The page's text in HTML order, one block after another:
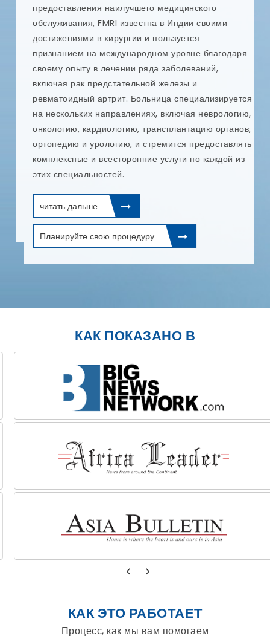
предоставления наилучшего медицинского
обслуживания, FMRI известна в Индии своими
достижениями в хирургии и пользуется
признанием на международном уровне благодаря
своему опыту в лечении ряда заболеваний,
включая рак предстательной железы и
ревматоидный артрит. Больница специализируется
на нескольких направлениях, включая неврологию,
онкологию, кардиологию, трансплантацию органов,
ортопедию и урологию, и стремится предоставлять
комплексные и всесторонние услуги по каждой из
этих специальностей.
читать дальше
Планируйте свою процедуру
КАК ПОКАЗАНО В
КАК ЭТО РАБОТАЕТ
Процесс, как мы вам помогаем